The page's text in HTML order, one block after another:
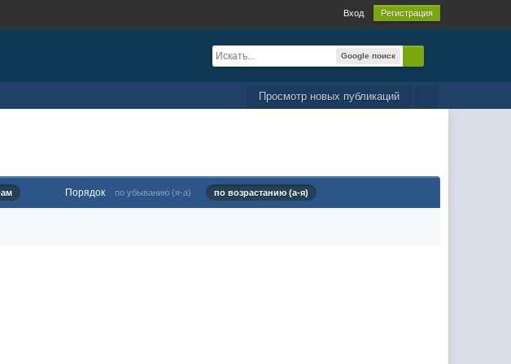
Вход Регистрация
Google поиск
Просмотр новых публикаций
Порядок по убыванию (я-а) по возрастанию (а-я)